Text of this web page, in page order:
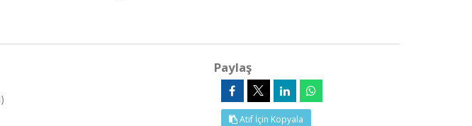
Paylaş
Atıf İçin Kopyala